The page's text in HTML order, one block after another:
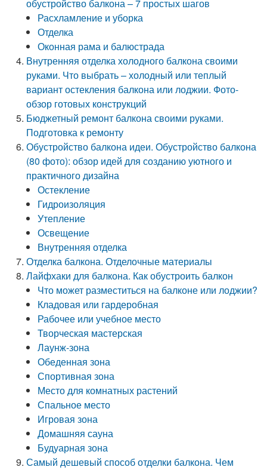
обустройство балкона – 7 простых шагов
Расхламление и уборка
Отделка
Оконная рама и балюстрада
Внутренняя отделка холодного балкона своими
руками. Что выбрать – холодный или теплый
вариант остекления балкона или лоджии. Фото-
обзор готовых конструкций
Бюджетный ремонт балкона своими руками.
Подготовка к ремонту
Обустройство балкона идеи. Обустройство балкона
(80 фото): обзор идей для созданию уютного и
практичного дизайна
Остекление
Гидроизоляция
Утепление
Освещение
Внутренняя отделка
Отделка балкона. Отделочные материалы
Лайфхаки для балкона. Как обустроить балкон
Что может разместиться на балконе или лоджии?
Кладовая или гардеробная
Рабочее или учебное место
Творческая мастерская
Лаунж-зона
Обеденная зона
Спортивная зона
Место для комнатных растений
Спальное место
Игровая зона
Домашняя сауна
Будуарная зона
Самый дешевый способ отделки балкона. Чем